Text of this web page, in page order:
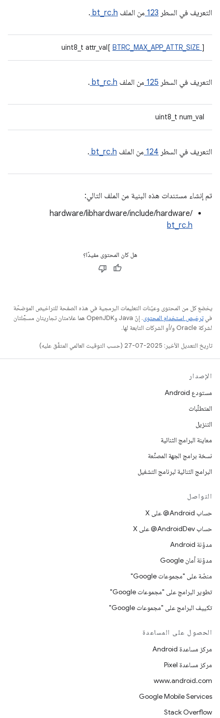
التعريف في السطر 123 من الملف bt_rc.h
.
uint8_t attr_val[ BTRC_MAX_APP_ATTR_SIZE ]
التعريف في السطر 125 من الملف bt_rc.h
.
uint8_t num_val
التعريف في السطر 124 من الملف bt_rc.h
.
تم إنشاء مستندات هذه البنية من الملف التالي:
hardware/libhardware/include/hardware/
bt_rc.h
هل كان المحتوى مفيدًا؟
يخضع كل من المحتوى وعيّنات التعليمات البرمجية في هذه الصفحة للتراخيص الموضحّة
فيترخيص استخدام المحتوى
. إنّ Java وOpenJDK هما علامتان تجاريتان مسجَّلتان
لشركة Oracle و/أو الشركات التابعة لها.
تاريخ التعديل الأخير: 2025-07-27 (حسب التوقيت العالمي المتفَّق عليه)
الإصدار
مستودع Android
المتطلّبات
التنزيل
معاينة البرامج الثنائية
نسخة برامج الجهة المصنِّعة
البرامج الثنائية لبرنامج التشغيل
التواصل
حساب ‎@Android على X
حساب ‎@AndroidDev على X
مدوّنة Android
مدوّنة أمان Google
منصّة على "مجموعات Google"
تطوير البرامج على "مجموعات Google"
تكييف البرامج على "مجموعات Google"
الحصول على المساعدة
مركز مساعدة Android
مركز مساعدة Pixel
www.android.com
Google Mobile Services
Stack Overflow